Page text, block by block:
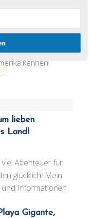
Guide lernst du
kennen!
lieben
Land!
Abenteuer für
glücklich! Mein
und Informationen.
Gigante,